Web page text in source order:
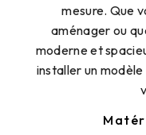
mesure. Que
aménager ou
moderne et
installer un